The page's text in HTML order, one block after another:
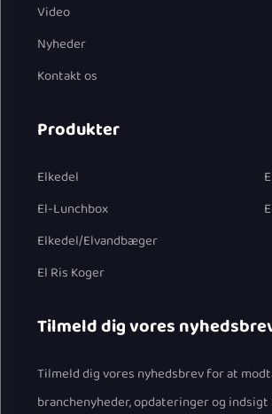
Video
Nyheder
Kontakt os
Produkter
Elkedel
El-Lunchbox
Elkedel/Elvandbæger
El Ris Koger
Tilmeld dig vores
Tilmeld dig vores nyhedsbrev for at
branchenyheder, opdateringer og